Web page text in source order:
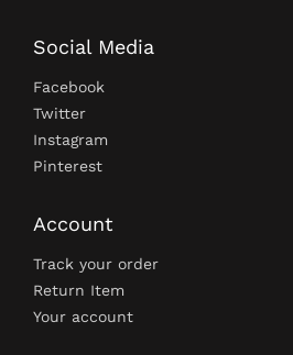
Social Media
Facebook
Twitter
Instagram
Pinterest
Account
Track your order
Return Item
Your account